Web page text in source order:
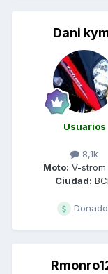
Dani
Usuarios
8,1k
Moto: V-strom
Ciudad: